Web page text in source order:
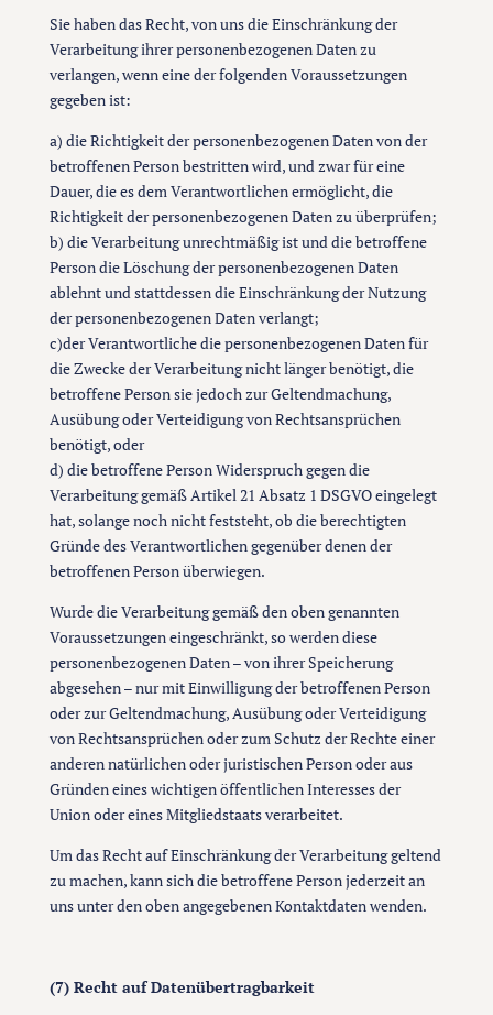
Sie haben das Recht, von uns die Einschränkung der
Verarbeitung ihrer personenbezogenen Daten zu
verlangen, wenn eine der folgenden Voraussetzungen
gegeben ist:
a) die Richtigkeit der personenbezogenen Daten von der
betroffenen Person bestritten wird, und zwar für eine
Dauer, die es dem Verantwortlichen ermöglicht, die
Richtigkeit der personenbezogenen Daten zu überprüfen;
b) die Verarbeitung unrechtmäßig ist und die betroffene
Person die Löschung der personenbezogenen Daten
ablehnt und stattdessen die Einschränkung der Nutzung
der personenbezogenen Daten verlangt;
c)der Verantwortliche die personenbezogenen Daten für
die Zwecke der Verarbeitung nicht länger benötigt, die
betroffene Person sie jedoch zur Geltendmachung,
Ausübung oder Verteidigung von Rechtsansprüchen
benötigt, oder
d) die betroffene Person Widerspruch gegen die
Verarbeitung gemäß Artikel 21 Absatz 1 DSGVO eingelegt
hat, solange noch nicht feststeht, ob die berechtigten
Gründe des Verantwortlichen gegenüber denen der
betroffenen Person überwiegen.
Wurde die Verarbeitung gemäß den oben genannten
Voraussetzungen eingeschränkt, so werden diese
personenbezogenen Daten – von ihrer Speicherung
abgesehen – nur mit Einwilligung der betroffenen Person
oder zur Geltendmachung, Ausübung oder Verteidigung
von Rechtsansprüchen oder zum Schutz der Rechte einer
anderen natürlichen oder juristischen Person oder aus
Gründen eines wichtigen öffentlichen Interesses der
Union oder eines Mitgliedstaats verarbeitet.
Um das Recht auf Einschränkung der Verarbeitung geltend
zu machen, kann sich die betroffene Person jederzeit an
uns unter den oben angegebenen Kontaktdaten wenden.
(7) Recht auf Datenübertragbarkeit